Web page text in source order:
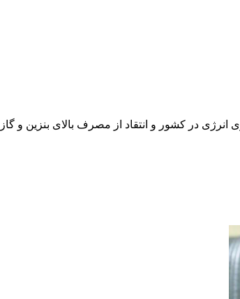
در کشور و انتقاد از مصرف بالای بنزین و